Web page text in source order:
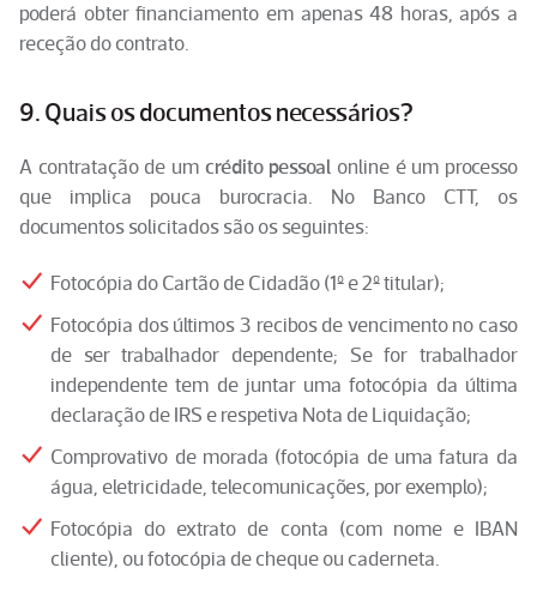
poderá obter financiamento em apenas 48 horas, após a
receção do contrato.
9. Quais os documentos necessários?
A contratação de um crédito pessoal online é um processo
que implica pouca burocracia. No Banco CTT, os
documentos solicitados são os seguintes:
Fotocópia do Cartão de Cidadão (1º e 2º titular);
Fotocópia dos últimos 3 recibos de vencimento no caso
de ser trabalhador dependente; Se for trabalhador
independente tem de juntar uma fotocópia da última
declaração de IRS e respetiva Nota de Liquidação;
Comprovativo de morada (fotocópia de uma fatura da
água, eletricidade, telecomunicações, por exemplo);
Fotocópia do extrato de conta (com nome e IBAN
cliente), ou fotocópia de cheque ou caderneta.